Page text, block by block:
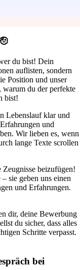
du bist! Dein
auflisten, sondern
Position und unser
warum du der perfekte
bist!
Lebenslauf klar und
und
Wir lieben es, wenn
lange Texte scrollen
Zeugnisse beizufügen!
sie geben uns einen
und Erfahrungen.
dir, deine Bewerbung
du sicher, dass alles
Schritte verpasst.
bei